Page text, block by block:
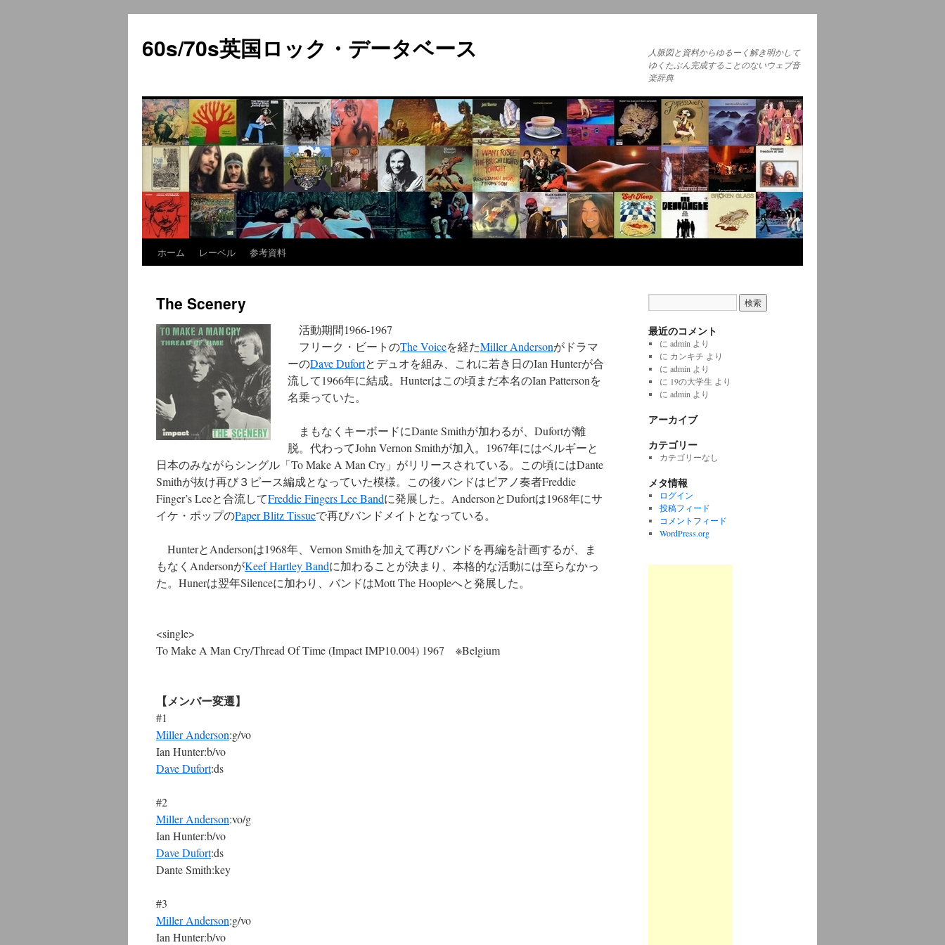
60s/70s英国ロック・データベース
人脈図と資料からゆるーく解き明かして
ゆくたぶん完成することのないウェブ音
楽辞典
ス
キ
ホーム レーベル 参考資料
The Scenery
活動期間1966-1967
フリーク・ビートのThe Voiceを経たMiller Andersonがドラマ
ーのDave Dufortとデュオを組み、これに若き日のIan Hunterが合
流して1966年に結成。Hunterはこの頃まだ本名のIan Pattersonを
名乗っていた。
まもなくキーボードにDante Smithが加わるが、Dufortが離
脱。代わってJohn Vernon Smithが加入。1967年にはベルギーと
日本のみながらシングル「To Make A Man Cry」がリリースされている。この頃にはDante
Smithが抜け再び３ピース編成となっていた模様。この後バンドはピアノ奏者Freddie
Finger’s Leeと合流してFreddie Fingers Lee Bandに発展した。AndersonとDufortは1968年にサ
イケ・ポップのPaper Blitz Tissueで再びバンドメイトとなっている。
HunterとAndersonは1968年、Vernon Smithを加えて再びバンドを再編を計画するが、ま
もなくAndersonがKeef Hartley Bandに加わることが決まり、本格的な活動には至らなかっ
た。Hunerは翌年Silenceに加わり、バンドはMott The Hoopleへと発展した。
<single>
To Make A Man Cry/Thread Of Time (Impact IMP10.004) 1967 ※Belgium
【メンバー変遷】
#1
Miller Anderson:g/vo
Ian Hunter:b/vo
Dave Dufort:ds
#2
Miller Anderson:vo/g
Ian Hunter:b/vo
Dave Dufort:ds
Dante Smith:key
#3
Miller Anderson:g/vo
Ian Hunter:b/vo
最近のコメント
に admin より
に カンキチ より
に admin より
に 19の大学生 より
に admin より
アーカイブ
カテゴリー
カテゴリーなし
メタ情報
ログイン
投稿フィード
コメントフィード
WordPress.org